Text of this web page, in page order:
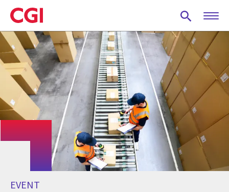
Skip
to
main
content
EVENT